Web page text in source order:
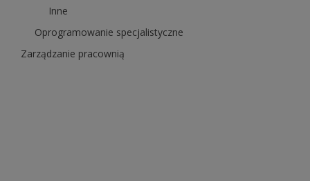
Inne
Oprogramowanie specjalistyczne
Zarządzanie pracownią